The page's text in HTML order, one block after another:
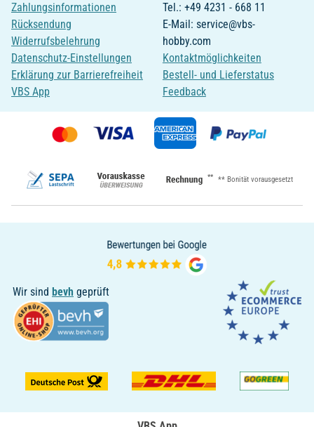
Zahlungsinformationen
Rücksendung
Widerrufsbelehrung
Datenschutz-Einstellungen
Erklärung zur Barrierefreiheit
VBS App
Tel.: +49 4231 - 668 11
E-Mail: service@vbs-
hobby.com
Kontaktmöglichkeiten
Bestell- und Lieferstatus
Feedback
** ** Bonität vorausgesetzt
Wir sind bevh geprüft